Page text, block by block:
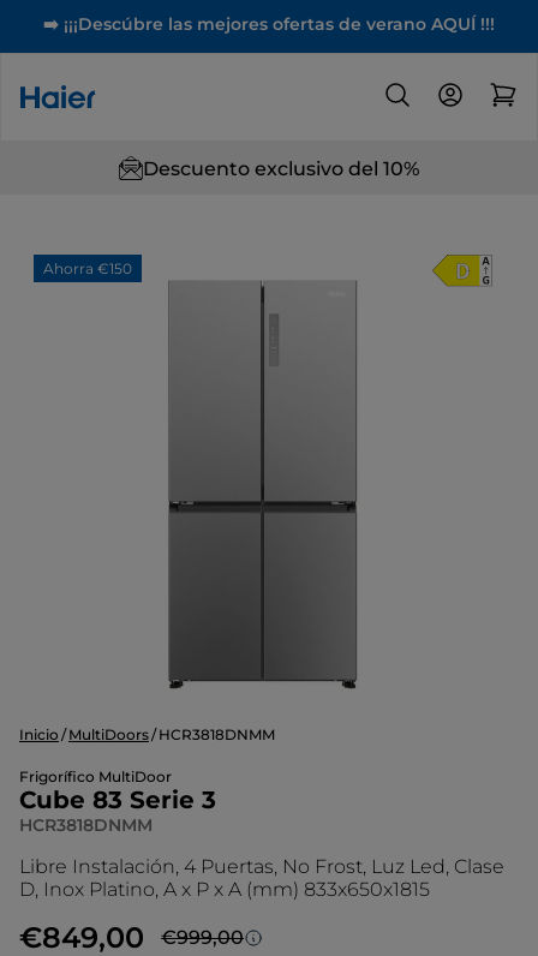
➡️ ¡¡¡Descúbre las mejores ofertas de verano AQUÍ !!!
Descuento exclusivo del 10%
Ahorra €150
Inicio MultiDoors HCR3818DNMM
Frigorífico MultiDoor
Cube 83 Serie 3
HCR3818DNMM
Libre Instalación, 4 Puertas, No Frost, Luz Led, Clase
D, Inox Platino, A x P x A (mm) 833x650x1815
€849,00
€999,00